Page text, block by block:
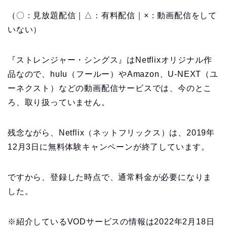
（〇：見放題配信｜△：有料配信｜×：動画配信をして
いない）
『ストレンジャー・シングス』はNetflixオリジナル作
品なので、hulu（フールー）やAmazon、U-NEXT（ユ
ーネクスト）などの動画配信サービスでは、今のとこ
ろ、取り扱っていません。
残念ながら、Netflix（ネットフリックス）は、2019年
12月3日に無料体験キャンペーンが終了しています。
ですから、登録した時点で、通常料金が必要になりま
した。
※紹介しているVODサービスの情報は2022年2月18日